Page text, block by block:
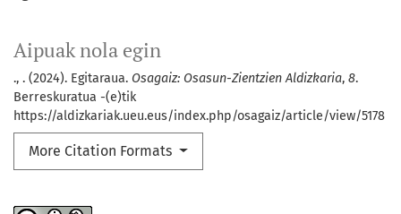
Aipuak nola egin
., . (2024). Egitaraua. Osagaiz: Osasun-Zientzien Aldizkaria, 8.
Berreskuratua -(e)tik
https://aldizkariak.ueu.eus/index.php/osagaiz/article/view/5178
More Citation Formats